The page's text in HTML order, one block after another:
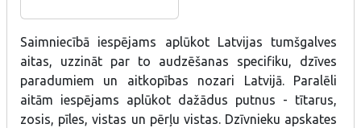
Saimniecībā iespējams aplūkot Latvijas tumšgalves
aitas, uzzināt par to audzēšanas specifiku, dzīves
paradumiem un aitkopības nozari Latvijā. Paralēli
aitām iespējams aplūkot dažādus putnus - tītarus,
zosis, pīles, vistas un pērļu vistas. Dzīvnieku apskates